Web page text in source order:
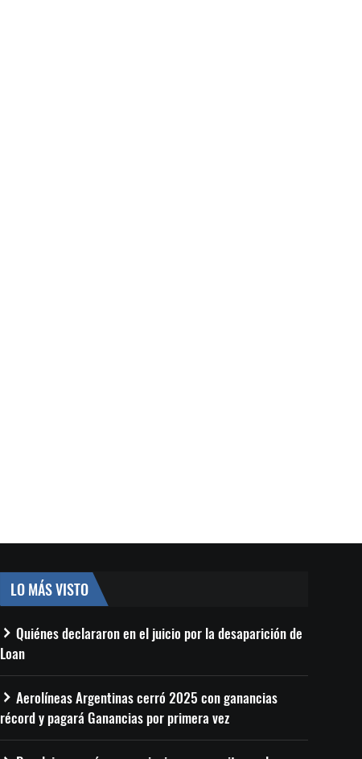
LO MÁS VISTO
Quiénes declararon en el juicio por la desaparición de
Loan
Aerolíneas Argentinas cerró 2025 con ganancias
récord y pagará Ganancias por primera vez